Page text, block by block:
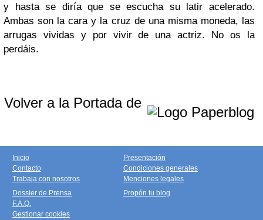
y hasta se diría que se escucha su latir acelerado.
Ambas son la cara y la cruz de una misma moneda, las
arrugas vividas y por vivir de una actriz. No os la
perdáis.
Volver a la Portada de
Inicio
Contacto
Trabaja con nosotros
Presentación
Condiciones generales
Menciones legales
Dossier de Prensa
F.A.Q.
Gestionar cookies
Propón tu blog